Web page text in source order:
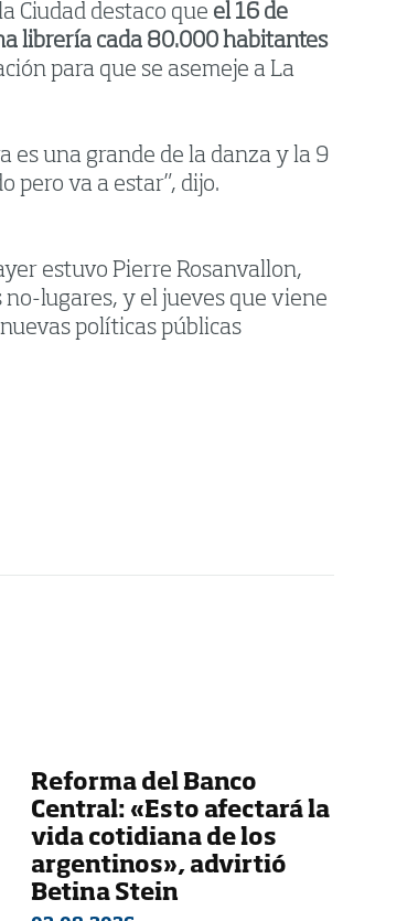
Ciudad destaco que el 16 de
librería cada 80.000 habitantes
para que se asemeje a La
es una grande de la danza y la 9
pero va a estar”, dijo.
estuvo Pierre Rosanvallon,
no-lugares, y el jueves que viene
políticas públicas
Reforma del Banco
Central: «Esto afectará la
vida cotidiana de los
argentinos», advirtió
Betina Stein